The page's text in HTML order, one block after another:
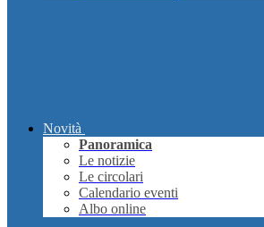
Novità
Panoramica
Le notizie
Le circolari
Calendario eventi
Albo online